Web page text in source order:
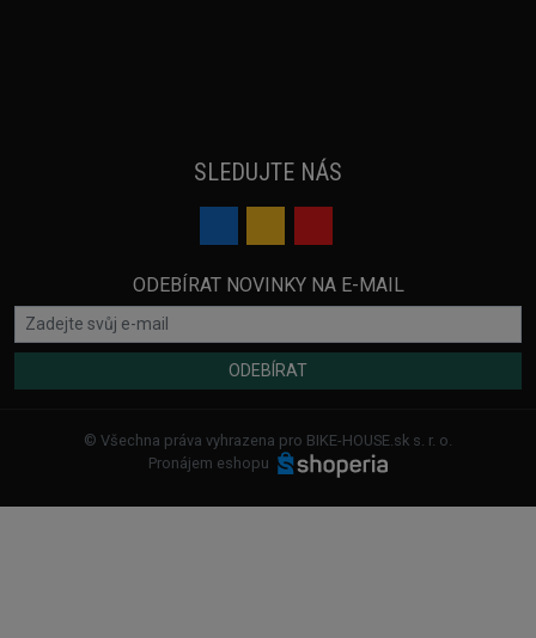
SLEDUJTE NÁS
ODEBÍRAT NOVINKY NA E-MAIL
ODEBÍRAT
© Všechna práva vyhrazena pro BIKE-HOUSE.sk s. r. o.
Pronájem eshopu